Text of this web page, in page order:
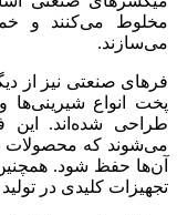
مخلوط می‌کنند و
می‌سازند.
فرهای صنعتی نیز از
پخت انواع
طراحی شده‌اند. این
می‌شوند که محصولات
آن‌ها حفظ شود.
تجهیزات کلیدی در